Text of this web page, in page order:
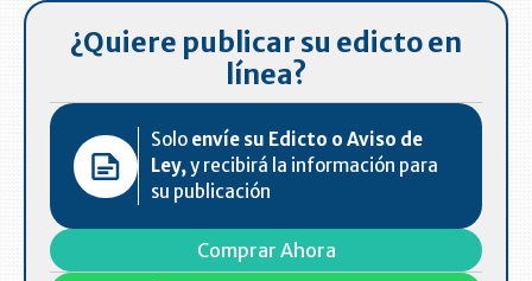
¿Quiere publicar su edicto en
línea?
Solo envíe su Edicto o Aviso de
Ley,y recibirá la información para
su publicación
Comprar Ahora